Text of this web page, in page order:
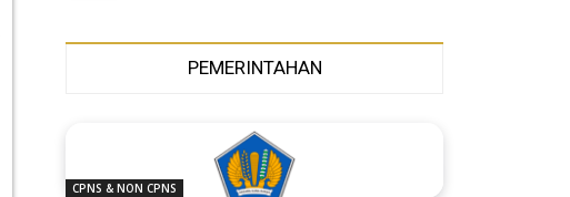
PEMERINTAHAN
CPNS & NON CPNS